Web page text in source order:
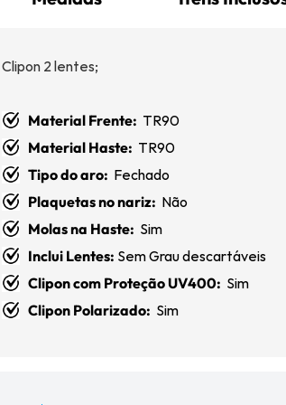
Clipon 2 lentes;
Material Frente: TR90
Material Haste: TR90
Tipo do aro: Fechado
Plaquetas no nariz: Não
Molas na Haste: Sim
Inclui Lentes: Sem Grau descartáveis
Clipon com Proteção UV400: Sim
Clipon Polarizado: Sim